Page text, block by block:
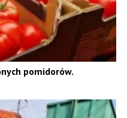
pomidorów.